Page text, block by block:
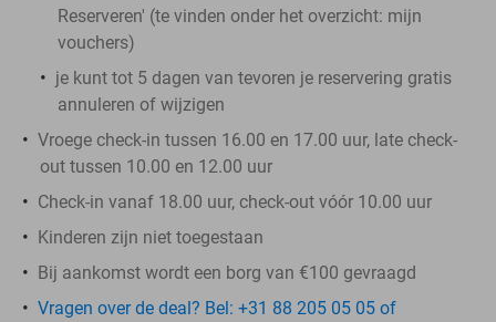
Reserveren' (te vinden onder het overzicht: mijn
vouchers)
je kunt tot 5 dagen van tevoren je reservering gratis
annuleren of wijzigen
Vroege check-in tussen 16.00 en 17.00 uur, late check-
out tussen 10.00 en 12.00 uur
Check-in vanaf 18.00 uur, check-out vóór 10.00 uur
Kinderen zijn niet toegestaan
Bij aankomst wordt een borg van €100 gevraagd
Vragen over de deal? Bel: +31 88 205 05 05 of